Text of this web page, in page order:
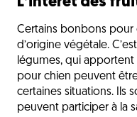
Certains bonbons
d’origine végétale.
légumes, qui apportent
pour chien peuvent
certaines situations. Ils
peuvent participer à la